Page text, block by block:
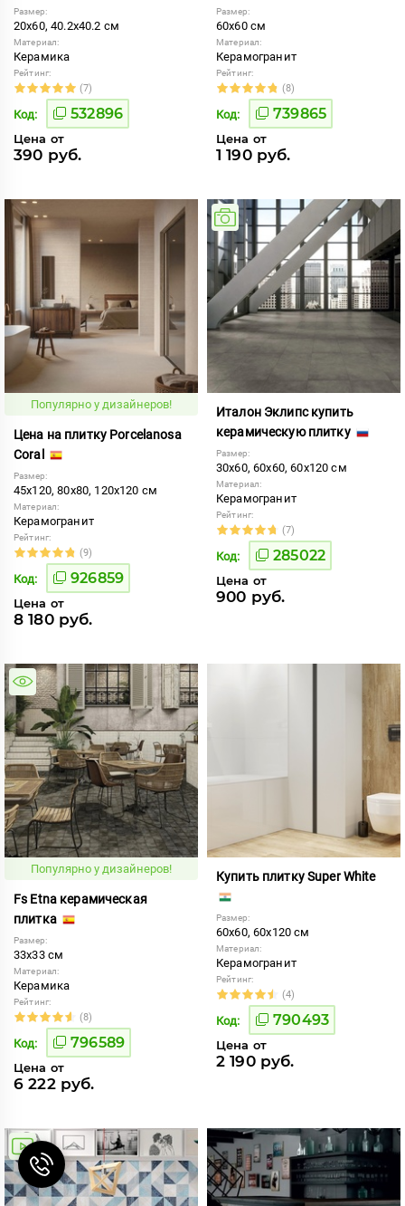
Размер:
20x60, 40.2x40.2 см
Материал:
Керамика
Рейтинг:
(7)
Код: 532896
Цена от
390 руб.
Размер:
60x60 см
Материал:
Керамогранит
Рейтинг:
(8)
Код: 739865
Цена от
1 190 руб.
Популярно у дизайнеров!
Цена на плитку Porcelanosa
Coral
Размер:
45x120, 80x80, 120x120 см
Материал:
Керамогранит
Рейтинг:
(9)
Код: 926859
Цена от
8 180 руб.
Италон Эклипс купить
керамическую плитку
Размер:
30x60, 60x60, 60x120 см
Материал:
Керамогранит
Рейтинг:
(7)
Код: 285022
Цена от
900 руб.
Популярно у дизайнеров!
Fs Etna керамическая
плитка
Размер:
33x33 см
Материал:
Керамика
Рейтинг:
(8)
Код: 796589
Цена от
6 222 руб.
Купить плитку Super White
Размер:
60x60, 60x120 см
Материал:
Керамогранит
Рейтинг:
(4)
Код: 790493
Цена от
2 190 руб.